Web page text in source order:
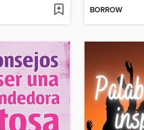
BORROW